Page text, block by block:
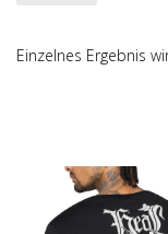
Einzelnes Ergebnis